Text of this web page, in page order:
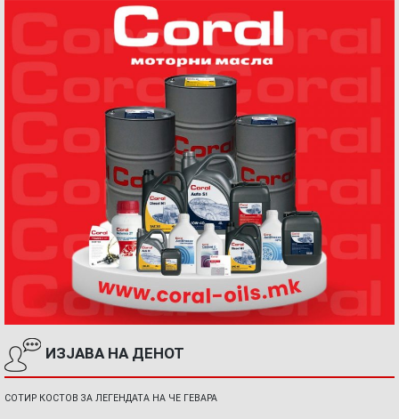
ИЗЈАВА НА ДЕНОТ
СОТИР КОСТОВ ЗА ЛЕГЕНДАТА НА ЧЕ ГЕВАРА